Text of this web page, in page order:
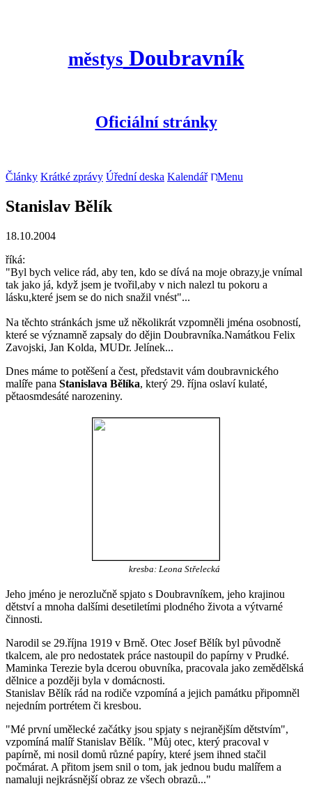
městys Doubravník
Oficiální stránky
Články Krátké zprávy Úřední deska Kalendář Menu
Stanislav Bělík
18.10.2004
říká:
"Byl bych velice rád, aby ten, kdo se dívá na moje obrazy,je vnímal
tak jako já, když jsem je tvořil,aby v nich nalezl tu pokoru a
lásku,které jsem se do nich snažil vnést"...
Na těchto stránkách jsme už několikrát vzpomněli jména osobností,
které se významně zapsaly do dějin Doubravníka.Namátkou Felix
Zavojski, Jan Kolda, MUDr. Jelínek...
Dnes máme to potěšení a čest, představit vám doubravnického
malíře pana Stanislava Bělíka, který 29. října oslaví kulaté,
pětaosmdesáté narozeniny.
kresba: Leona Střelecká
Jeho jméno je nerozlučně spjato s Doubravníkem, jeho krajinou
dětství a mnoha dalšími desetiletími plodného života a výtvarné
činnosti.
Narodil se 29.října 1919 v Brně. Otec Josef Bělík byl původně
tkalcem, ale pro nedostatek práce nastoupil do papírny v Prudké.
Maminka Terezie byla dcerou obuvníka, pracovala jako zemědělská
dělnice a později byla v domácnosti.
Stanislav Bělík rád na rodiče vzpomíná a jejich památku připomněl
nejedním portrétem či kresbou.
"Mé první umělecké začátky jsou spjaty s nejranějším dětstvím",
vzpomíná malíř Stanislav Bělík. "Můj otec, který pracoval v
papírně, mi nosil domů různé papíry, které jsem ihned stačil
počmárat. A přitom jsem snil o tom, jak jednou budu malířem a
namaluji nejkrásnější obraz ze všech obrazů..."